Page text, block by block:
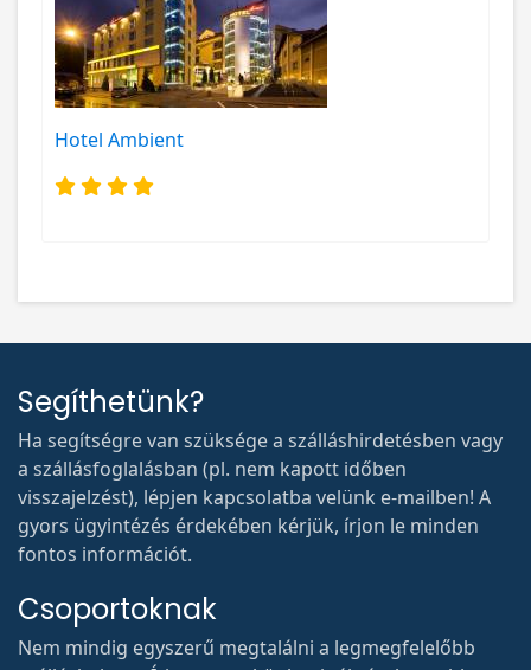
Hotel Ambient
Segíthetünk?
Ha segítségre van szüksége a szálláshirdetésben vagy
a szállásfoglalásban (pl. nem kapott időben
visszajelzést), lépjen kapcsolatba velünk e-mailben! A
gyors ügyintézés érdekében kérjük, írjon le minden
fontos információt.
Csoportoknak
Nem mindig egyszerű megtalálni a legmegfelelőbb